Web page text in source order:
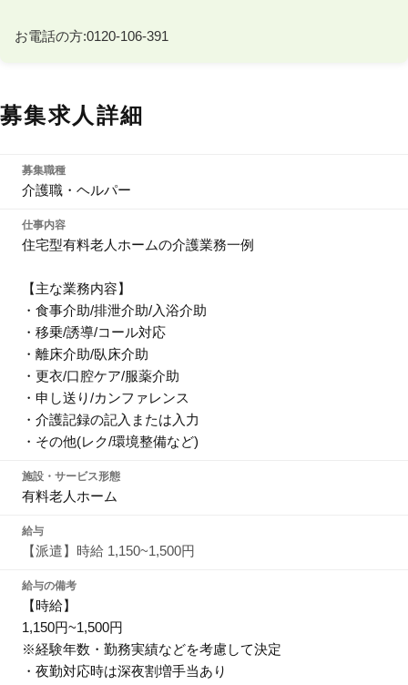
お電話の方:0120-106-391
募集求人詳細
募集職種
介護職・ヘルパー
仕事内容
住宅型有料老人ホームの介護業務一例
【主な業務内容】
・食事介助/排泄介助/入浴介助
・移乗/誘導/コール対応
・離床介助/臥床介助
・更衣/口腔ケア/服薬介助
・申し送り/カンファレンス
・介護記録の記入または入力
・その他(レク/環境整備など)
施設・サービス形態
有料老人ホーム
給与
【派遣】時給 1,150~1,500円
給与の備考
【時給】
1,150円~1,500円
※経験年数・勤務実績などを考慮して決定
・夜勤対応時は深夜割増手当あり